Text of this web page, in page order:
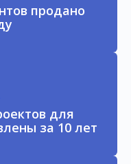
продано
для
за 10 лет